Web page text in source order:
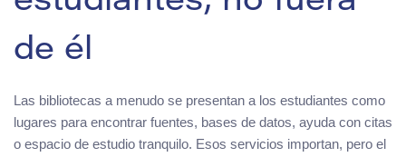
de él
Las bibliotecas a menudo se presentan a los estudiantes como
lugares para encontrar fuentes, bases de datos, ayuda con citas
o espacio de estudio tranquilo. Esos servicios importan, pero el